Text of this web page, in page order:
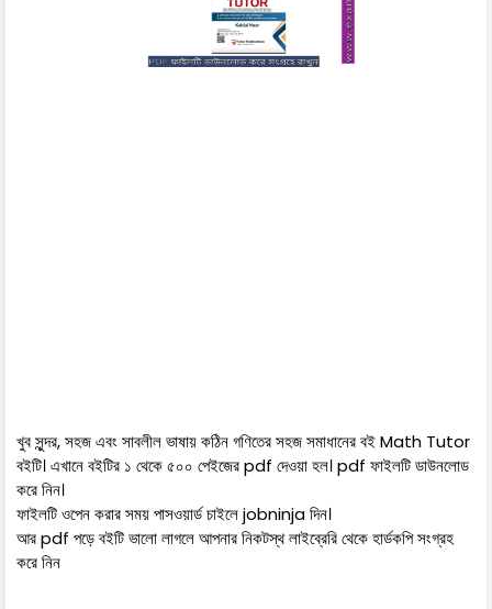
খুব সুন্দর, সহজ এবং সাবলীল ভাষায় কঠিন গণিতের সহজ সমাধানের বই Math Tutor
বইটি। এখানে বইটির ১ থেকে ৫০০ পেইজের pdf দেওয়া হল। pdf ফাইলটি ডাউনলোড
করে নিন।
ফাইলটি ওপেন করার সময় পাসওয়ার্ড চাইলে jobninja দিন।
আর pdf পড়ে বইটি ভালো লাগলে আপনার নিকটস্থ লাইব্রেরি থেকে হার্ডকপি সংগ্রহ
করে নিন